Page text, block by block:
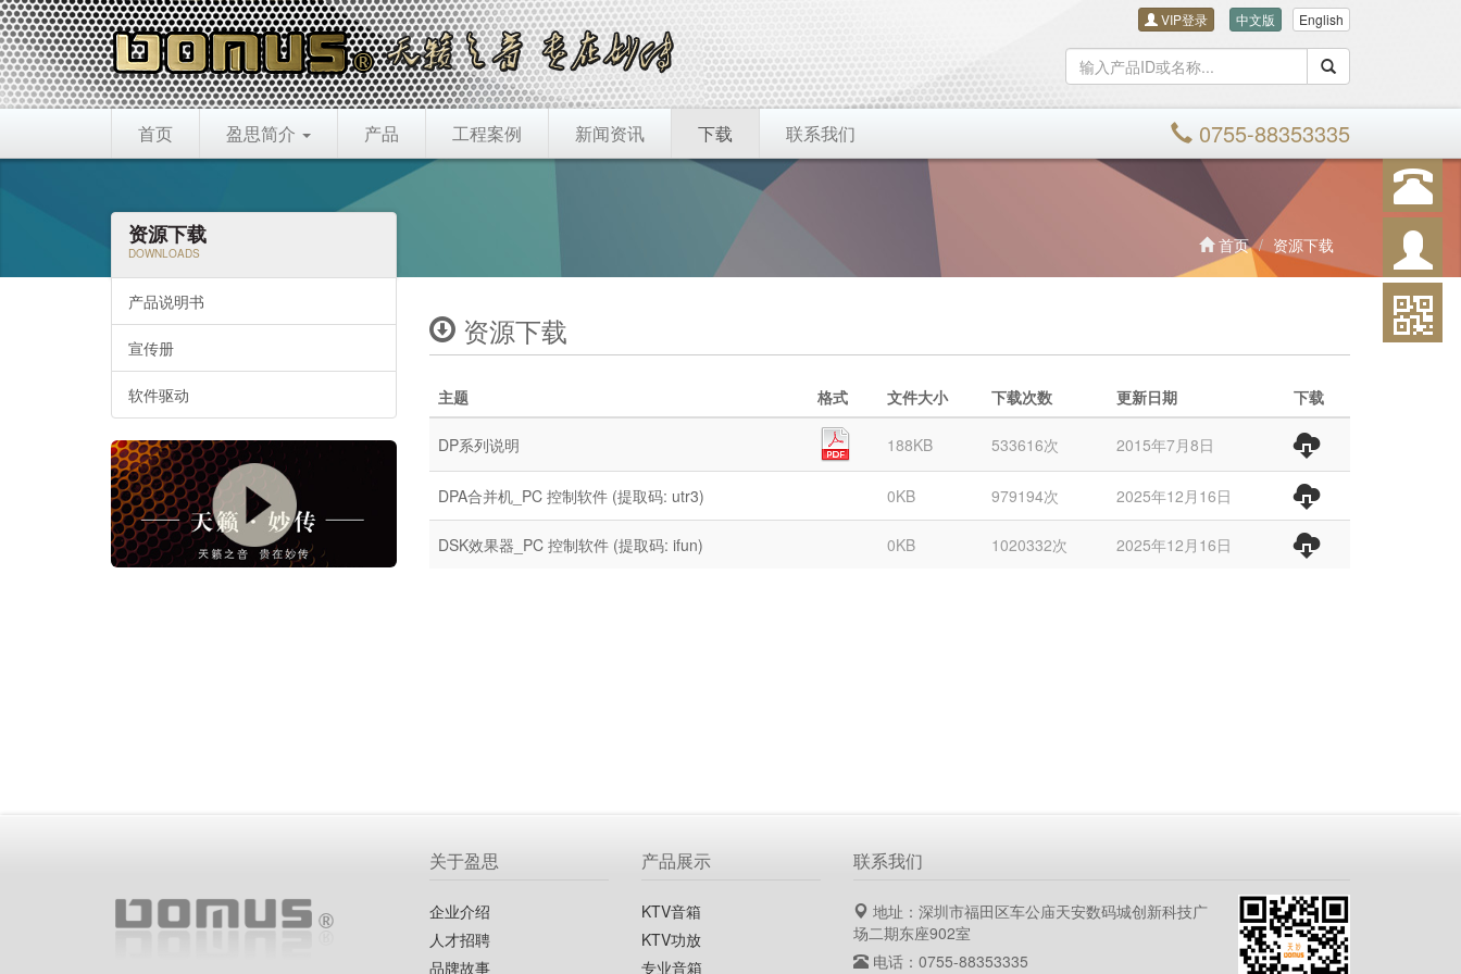
VIP登录 中文版 English
搜索
0755-88353335
首页 盈思简介 产品 工程案例 新闻资讯 下载 联系我们
首页 资源下载
资源下载
DOWNLOADS
产品说明书
宣传册
软件驱动
资源下载
主题 格式 文件大小 下载次数 更新日期 下载
DP系列说明 188KB 533616次 2015年7月8日
DPA合并机_PC 控制软件 (提取码: utr3) 0KB 979194次 2025年12月16日
DSK效果器_PC 控制软件 (提取码: ifun) 0KB 1020332次 2025年12月16日
关于盈思
企业介绍
人才招聘
品牌故事
产品展示
KTV音箱
KTV功放
专业音箱
联系我们
地址：深圳市福田区车公庙天安数码城创新科技广
场二期东座902室
电话：0755-88353335